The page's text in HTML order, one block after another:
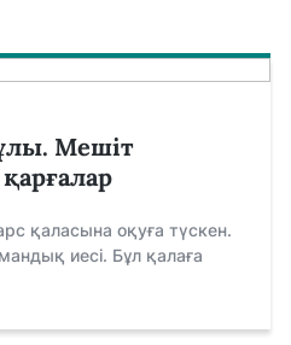
Мешіт
қаласына оқуға түскен.
иесі. Бұл қалаға